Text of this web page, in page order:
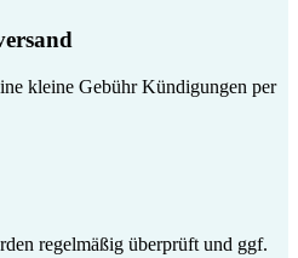
kleine Gebühr Kündigungen per
regelmäßig überprüft und ggf.